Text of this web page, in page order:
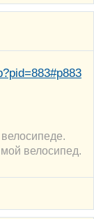
велосипед.